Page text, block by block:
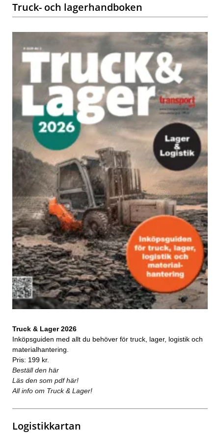
Truck- och lagerhandboken
Truck & Lager 2026
Inköpsguiden med allt du behöver för truck, lager, logistik och
materialhantering.
Pris: 199 kr.
Beställ den här
Läs den som pdf här!
All info om Truck & Lager!
Logistikkartan